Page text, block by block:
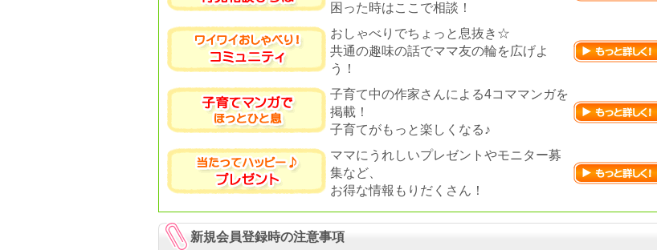
困った時はここで相談！
おしゃべりでちょっと息抜き☆
共通の趣味の話でママ友の輪を広げよ
う！
子育て中の作家さんによる4コママンガを
掲載！
子育てがもっと楽しくなる♪
ママにうれしいプレゼントやモニター募
集など、
お得な情報もりだくさん！
新規会員登録時の注意事項